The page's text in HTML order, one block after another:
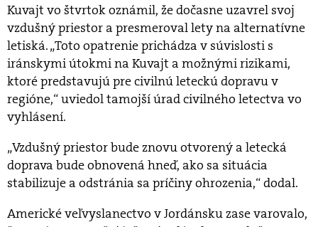
Kuvajt vo štvrtok oznámil, že dočasne uzavrel svoj
vzdušný priestor a presmeroval lety na alternatívne
letiská. „Toto opatrenie prichádza v súvislosti s
iránskymi útokmi na Kuvajt a možnými rizikami,
ktoré predstavujú pre civilnú leteckú dopravu v
regióne,“ uviedol tamojší úrad civilného letectva vo
vyhlásení.
„Vzdušný priestor bude znovu otvorený a letecká
doprava bude obnovená hneď, ako sa situácia
stabilizuje a odstránia sa príčiny ohrozenia,“ dodal.
Americké veľvyslanectvo v Jordánsku zase varovalo,